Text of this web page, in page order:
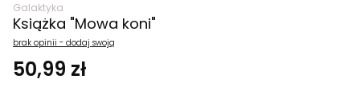
Galaktyka
Książka "Mowa koni"
brak opinii - dodaj swoją
50,99 zł